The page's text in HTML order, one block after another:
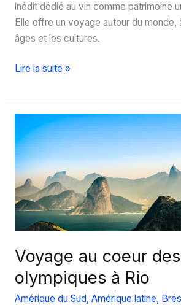
inédit dédié au vin comme patrimoine
Elle offre un voyage autour du monde,
âges et les cultures.
Enfin
Cité
du
vin
à
Bordeaux
!
Lire la suite »
Voyage au coeur
olympiques à Rio
Amérique du Sud, Amérique latine,